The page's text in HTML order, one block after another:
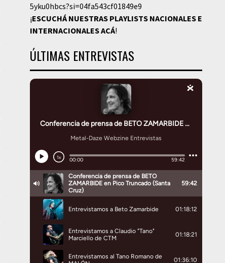
5yku0hbcs?si=04fa543cf01849e9
¡ESCUCHÁ NUESTRAS PLAYLISTS NACIONALES E
INTERNACIONALESACÁ!
ÚLTIMAS ENTREVISTAS